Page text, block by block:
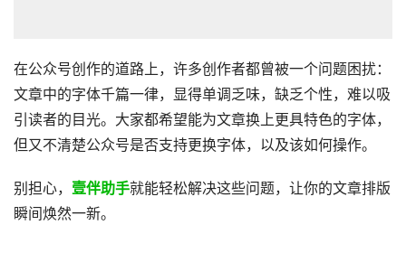
在公众号创作的道路上，许多创作者都曾被一个问题困扰：
文章中的字体千篇一律，显得单调乏味，缺乏个性，难以吸
引读者的目光。大家都希望能为文章换上更具特色的字体，
但又不清楚公众号是否支持更换字体，以及该如何操作。
别担心， 壹伴助手就能轻松解决这些问题，让你的文章排版
瞬间焕然一新。